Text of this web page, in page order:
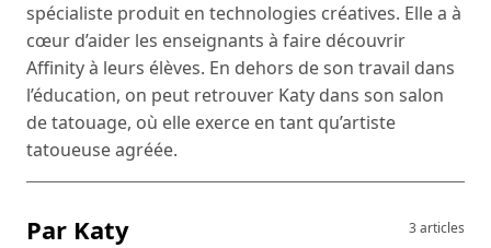
spécialiste produit en technologies créatives. Elle a à
cœur d’aider les enseignants à faire découvrir
Affinity à leurs élèves. En dehors de son travail dans
l’éducation, on peut retrouver Katy dans son salon
de tatouage, où elle exerce en tant qu’artiste
tatoueuse agréée.
Par Katy 3 articles